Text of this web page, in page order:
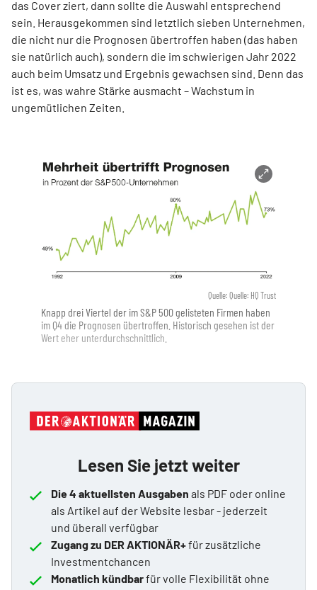
das Cover ziert, dann sollte die Auswahl entsprechend
sein. Herausgekommen sind letztlich sieben Unternehmen,
die nicht nur die Prognosen übertroffen haben (das haben
sie natürlich auch), sondern die im schwierigen Jahr 2022
auch beim Umsatz und Ergebnis gewachsen sind. Denn das
ist es, was wahre Stärke ausmacht – Wachstum in
ungemütlichen Zeiten.
Quelle: Quelle: HQ Trust
Knapp drei Viertel der im S&P 500 gelisteten Firmen haben
im Q4 die Prognosen übertroffen. Historisch gesehen ist der
Wert eher unterdurchschnittlich.
Lesen Sie jetzt weiter
Die 4 aktuellsten Ausgaben als PDF oder online
als Artikel auf der Website lesbar - jederzeit
und überall verfügbar
Zugang zu DER AKTIONÄR+für zusätzliche
Investmentchancen
Monatlich kündbarfür volle Flexibilität ohne